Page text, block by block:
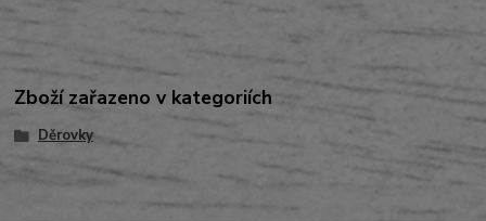
Zboží zařazeno v kategoriích
Děrovky